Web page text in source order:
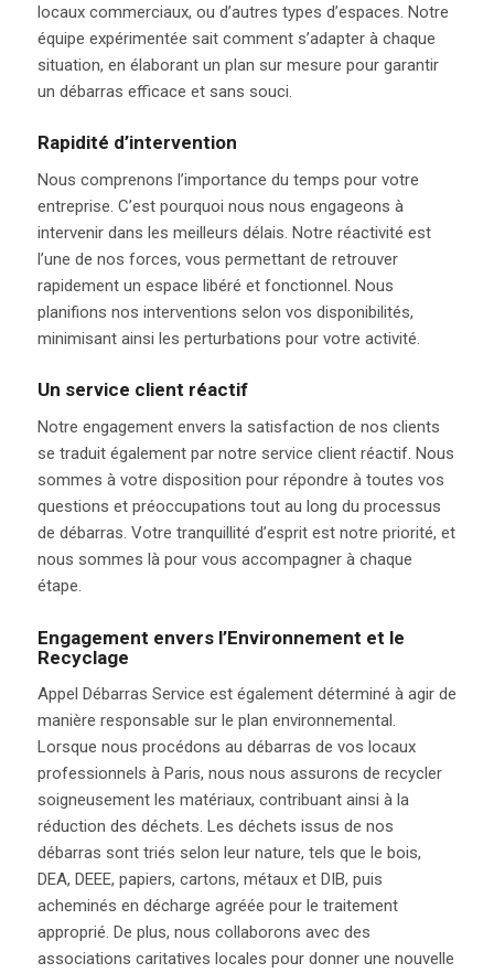
locaux commerciaux, ou d’autres types d’espaces. Notre
équipe expérimentée sait comment s’adapter à chaque
situation, en élaborant un plan sur mesure pour garantir
un débarras efficace et sans souci.
Rapidité d’intervention
Nous comprenons l’importance du temps pour votre
entreprise. C’est pourquoi nous nous engageons à
intervenir dans les meilleurs délais. Notre réactivité est
l’une de nos forces, vous permettant de retrouver
rapidement un espace libéré et fonctionnel. Nous
planifions nos interventions selon vos disponibilités,
minimisant ainsi les perturbations pour votre activité.
Un service client réactif
Notre engagement envers la satisfaction de nos clients
se traduit également par notre service client réactif. Nous
sommes à votre disposition pour répondre à toutes vos
questions et préoccupations tout au long du processus
de débarras. Votre tranquillité d’esprit est notre priorité, et
nous sommes là pour vous accompagner à chaque
étape.
Engagement envers l’Environnement et le
Recyclage
Appel Débarras Service est également déterminé à agir de
manière responsable sur le plan environnemental.
Lorsque nous procédons au débarras de vos locaux
professionnels à Paris, nous nous assurons de recycler
soigneusement les matériaux, contribuant ainsi à la
réduction des déchets. Les déchets issus de nos
débarras sont triés selon leur nature, tels que le bois,
DEA, DEEE, papiers, cartons, métaux et DIB, puis
acheminés en décharge agréée pour le traitement
approprié. De plus, nous collaborons avec des
associations caritatives locales pour donner une nouvelle